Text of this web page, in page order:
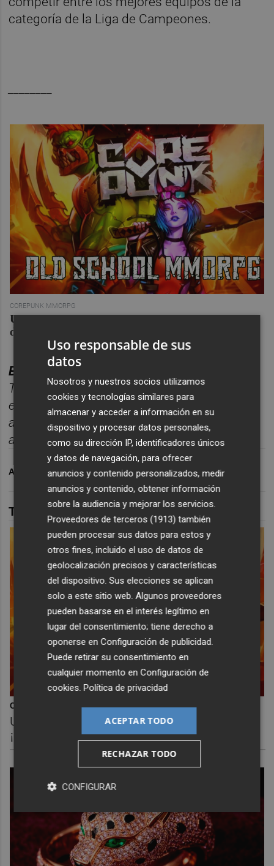
categoría de la Liga de Campeones.
COREPUNK MMORPG
Un verdadero MMORPG de la vieja escuela ¡Cómo los
de antes, pero mejor!
BOLET ÍN DEPORTES CASTELL
Toda la información deportiva de la provincia,
enviada cada d
a a tu correo para seguir la
actualidad sin depender de
algoritmos.Suscríbetegratis al boletín aqu
ARCHIVADO EN VILLARREAL CF FUTURO
TAMBIÉN TE PUEDE INTERESAR
Corepunk MMORPG
Un verdadero MMORPG de la vieja escuela
¡Cómo los de antes, pero mejor!
Uso responsable de sus
datos
Nosotros y nuestros socios utilizamos
cookies y tecnologías similares para
almacenar y acceder a información en su
dispositivo y procesar datos personales,
como su dirección IP, identificadores únicos
y datos de navegación, para ofrecer
anuncios y contenido personalizados, medir
anuncios y contenido, obtener información
sobre la audiencia y mejorar los servicios.
Proveedores de terceros (1913) también
pueden procesar sus datos para estos y
otros fines, incluido el uso de datos de
geolocalización precisos y características
del dispositivo. Sus elecciones se aplican
solo a este sitio web. Algunos proveedores
pueden basarse en el interés legítimo en
lugar del consentimiento; tiene derecho a
oponerse enConfiguración de publicidad
Puede retirar su consentimiento en
cualquier momento enConfiguración de
cookies .Política de privacidad
ACEPTAR TODO
RECHAZAR TODO
CONFIGURAR